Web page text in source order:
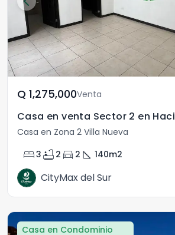
Q	1,275,000Venta
Casa en Zona 2 Villa Nueva
bed3 bathtub 2 directions_car 2 square_foot 140m2
CityMax del Sur
Casa en Condominio